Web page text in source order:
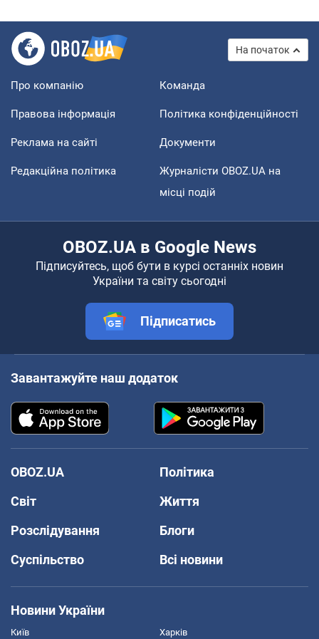
На початок
Про компанію Команда
Правова інформація Політика конфіденційності
Реклама на сайті Документи
Редакційна політика
Журналісти OBOZ.UA на
місці подій
OBOZ.UA в Google News
Підписуйтесь, щоб бути в курсі останніх новин
України та світу сьогодні
Підписатись
Завантажуйте наш додаток
OBOZ.UA
Політика
Світ
Життя
Розслідування
Блоги
Суспільство
Всі новини
Новини України
Київ Харків